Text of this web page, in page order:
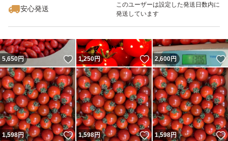
安心発送
このユーザーは設定した発送日数内に
発送しています
5,650円 いいね！
1,250円 いいね！
2,600円
1,598円 いいね！
1,598円 いいね！
1,598円